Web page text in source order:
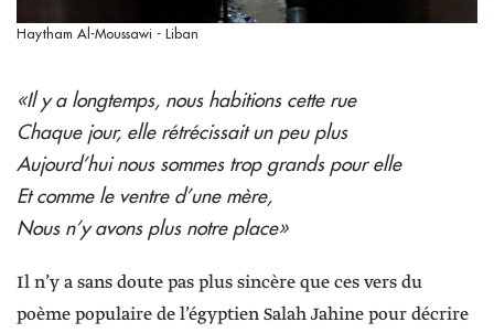
Haytham Al-Moussawi - Liban
«Il y a longtemps, nous habitions cette rue
Chaque jour, elle rétrécissait un peu plus
Aujourd’hui nous sommes trop grands pour elle
Et comme le ventre d’une mère,
Nous n’y avons plus notre place»
Il n’y a sans doute pas plus sincère que ces vers du
poème populaire de l’égyptien Salah Jahine pour décrire